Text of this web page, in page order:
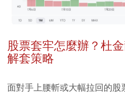
股票套牢怎麼辦？杜
解套策略
面對手上腰斬或大幅拉回的股